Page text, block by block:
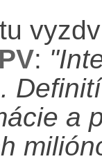
:
a